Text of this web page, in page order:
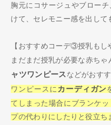
胸元にコサージュやブロー
けて、セレモニー感を出して
【おすすめコーデ③授乳もし
まだまだ授乳が必要な赤ちゃ
ャツワンピースなどがおすす
ワンピースに カーディガン
てしまった場合にブランケ
プの代わりにしたりと役立ち